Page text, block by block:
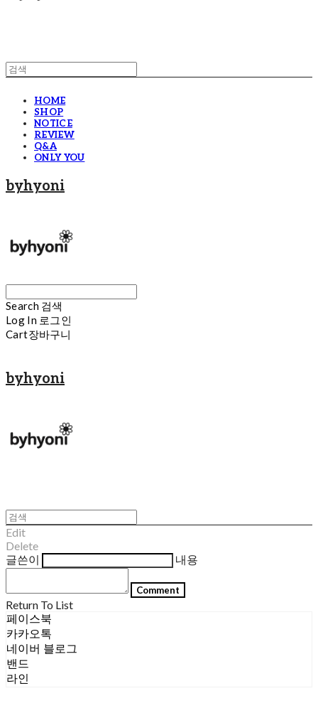
HOME
SHOP
NOTICE
REVIEW
Q&A
ONLY YOU
byhyoni
Search 검색
Log In 로그인
Cart장바구니
byhyoni
Edit
Delete
글쓴이
내용
Comment
Return To List
페이스북
카카오톡
네이버 블로그
밴드
라인